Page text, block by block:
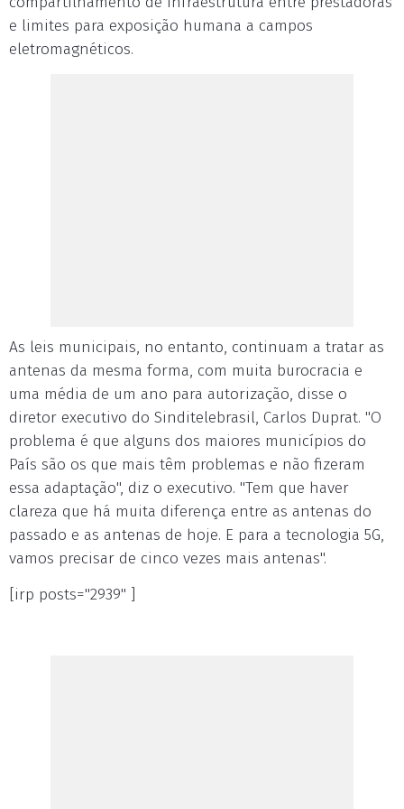
e limites para exposição humana a campos
eletromagnéticos.
As leis municipais, no entanto, continuam a tratar as
antenas da mesma forma, com muita burocracia e
uma média de um ano para autorização, disse o
diretor executivo do Sinditelebrasil, Carlos Duprat. "O
problema é que alguns dos maiores municípios do
País são os que mais têm problemas e não fizeram
essa adaptação", diz o executivo. "Tem que haver
clareza que há muita diferença entre as antenas do
passado e as antenas de hoje. E para a tecnologia 5G,
vamos precisar de cinco vezes mais antenas".
[irp posts="2939" ]